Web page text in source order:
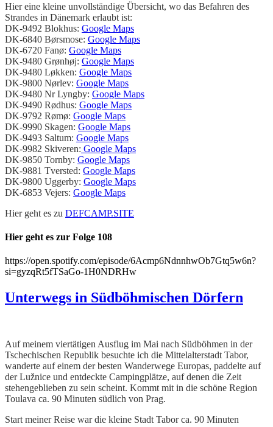
Hier eine kleine unvollständige Übersicht, wo das Befahren des
Strandes in Dänemark erlaubt ist:
DK-9492 Blokhus: Google Maps
DK-6840 Børsmose: Google Maps
DK-6720 Fanø: Google Maps
DK-9480 Grønhøj: Google Maps
DK-9480 Løkken: Google Maps
DK-9800 Nørlev: Google Maps
DK-9480 Nr Lyngby: Google Maps
DK-9490 Rødhus: Google Maps
DK-9792 Rømø: Google Maps
DK-9990 Skagen: Google Maps
DK-9493 Saltum: Google Maps
DK-9982 Skiveren: Google Maps
DK-9850 Tornby: Google Maps
DK-9881 Tversted: Google Maps
DK-9800 Uggerby: Google Maps
DK-6853 Vejers: Google Maps
Hier geht es zu DEFCAMP.SITE
Hier geht es zur Folge 108
https://open.spotify.com/episode/6Acmp6NdnnhwOb7Gtq5w6n?
si=gyzqRt5fTSaGo-1H0NDRHw
Unterwegs in Südböhmischen Dörfern
Auf meinem viertätigen Ausflug im Mai nach Südböhmen in der
Tschechischen Republik besuchte ich die Mittelalterstadt Tabor,
wanderte auf einem der besten Wanderwege Europas, paddelte auf
der Lužnice und entdeckte Campingplätze, auf denen die Zeit
stehengeblieben zu sein scheint. Kommt mit in die schöne Region
Toulava ca. 90 Minuten südlich von Prag.
Start meiner Reise war die kleine Stadt Tabor ca. 90 Minuten